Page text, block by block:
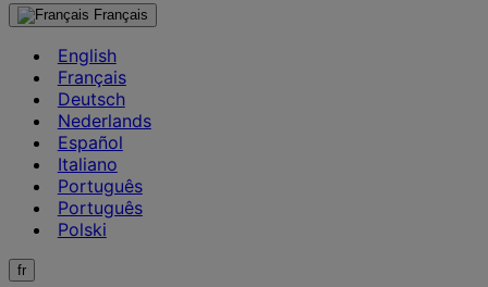
Français
English
Français
Deutsch
Nederlands
Español
Italiano
Português
Português
Polski
fr